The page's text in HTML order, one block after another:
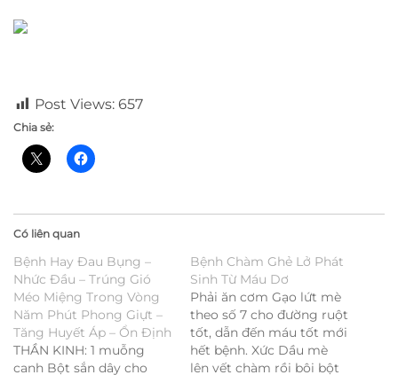
Post Views: 657
Chia sẻ:
Có liên quan
Bệnh Hay Đau Bụng –
Nhức Đầu – Trúng Gió
Méo Miệng Trong Vòng
Năm Phút Phong Giựt –
Tăng Huyết Áp – Ổn Định
THẦN KINH: 1 muỗng
canh Bột sắn dây cho
Bệnh Chàm Ghẻ Lở Phát
Sinh Từ Máu Dơ
Phải ăn cơm Gạo lứt mè
theo số 7 cho đường ruột
tốt, dẫn đến máu tốt mới
hết bệnh. Xức Dầu mè
lên vết chàm rồi bôi bột